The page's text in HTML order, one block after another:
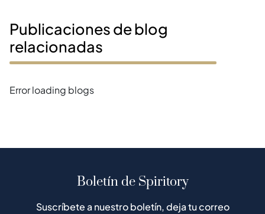
Publicaciones de blog
relacionadas
Error loading blogs
Boletín de Spiritory
Suscríbete a nuestro boletín, deja tu correo